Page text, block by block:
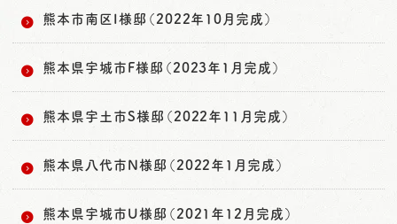
熊本市南区I様邸（2022年10月完成）
熊本県宇城市F様邸（2023年1月完成）
熊本県宇土市S様邸（2022年11月完成）
熊本県八代市N様邸（2022年1月完成）
熊本県宇城市U様邸（2021年12月完成）